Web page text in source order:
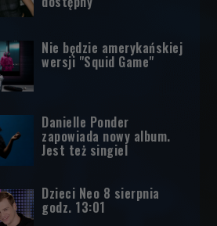
Nie będzie amerykańskiej
wersji "Squid Game"
Danielle Ponder
zapowiada nowy album.
Jest też singiel
Dzieci Neo 8 sierpnia
godz. 13:01